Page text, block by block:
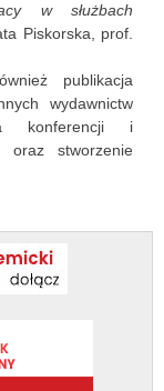
w służbach
Piskorska, prof.
publikacja
wydawnictw
konferencji i
oraz stworzenie